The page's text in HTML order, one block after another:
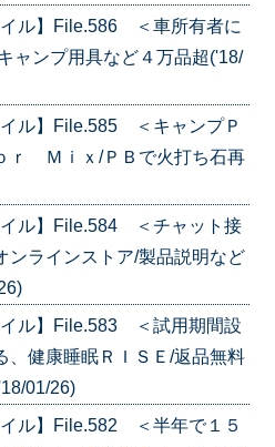
イル】File.586 ＜車所有者に
ャンプ用具など４万品超('18/
イル】File.585 ＜キャンプＰ
ｒ Ｍｉｘ/ＰＢで火打ち石再
イル】File.584 ＜チャット接
ンラインストア/製品説明など
イル】File.583 ＜試用期間設
、健康睡眠ＲＩＳＥ/返品無料
01/26)
イル】File.582 ＜半年で１５